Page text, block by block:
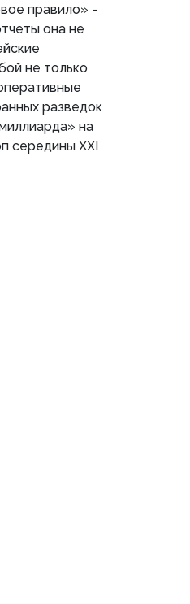
правило» -
она не
не только
разведок
на
середины XXI